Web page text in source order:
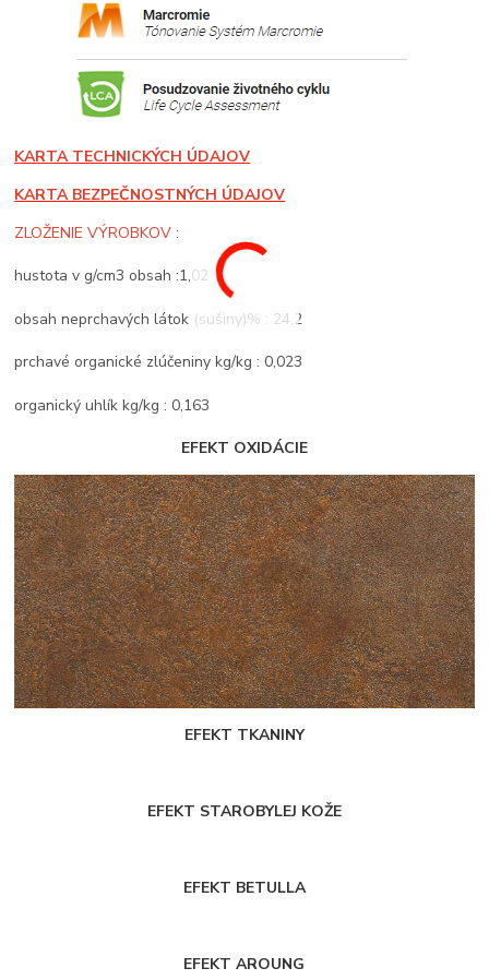
KARTA TECHNICKÝCH ÚDAJOV
KARTA BEZPEČNOSTNÝCH ÚDAJOV
ZLOŽENIE VÝROBKOV :
hustota v g/cm3 obsah :1,02
obsah neprchavých látok (sušiny)% : 24,2
prchavé organické zlúčeniny kg/kg : 0,023
organický uhlík kg/kg : 0,163
EFEKT OXIDÁCIE
EFEKT TKANINY
EFEKT STAROBYLEJ KOŽE
EFEKT BETULLA
EFEKT AROUNG